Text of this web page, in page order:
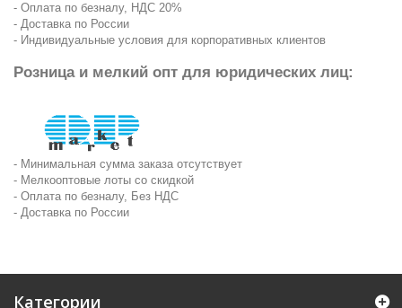
- Оплата по безналу, НДС 20%
- Доставка по России
- Индивидуальные условия для корпоративных клиентов
Розница и мелкий опт для юридических лиц:
- Минимальная сумма заказа отсутствует
- Мелкооптовые лоты со скидкой
- Оплата по безналу, Без НДС
- Доставка по России
Категории